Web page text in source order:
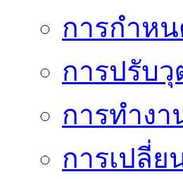
การกำห
การปรับ
การทำง
การเปลี่